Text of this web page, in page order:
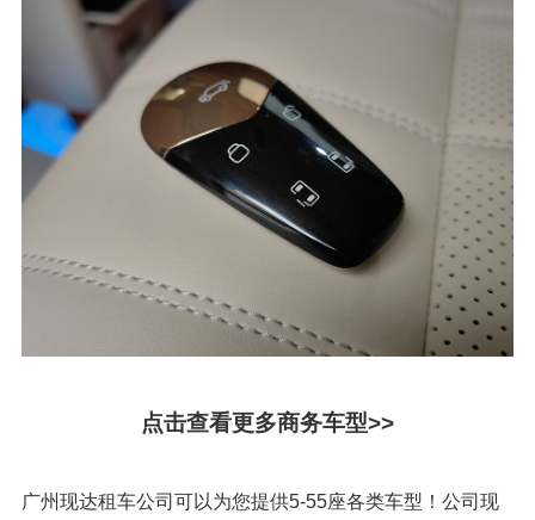
点击查看更多商务车型>>
广州现达租车公司可以为您提供5-55座各类车型！公司现